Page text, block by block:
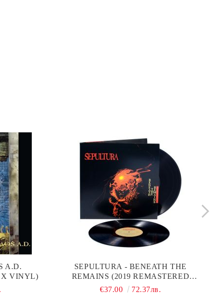
A.D.
X VINYL)
SEPULTURA - BENEATH THE
REMAINS (2019 REMASTERED
DELUXE EDITION) (2 X VINYL)
€37.00 72.37лв.